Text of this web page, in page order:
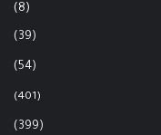
(8)
(39)
(54)
(401)
(399)